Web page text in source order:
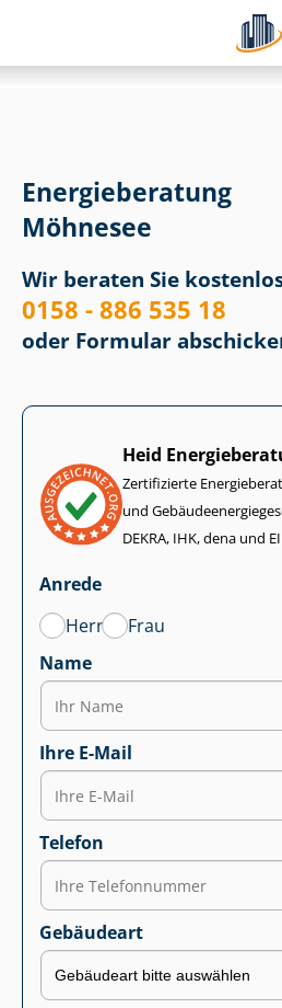
Energieberatung
Möhnesee
Wir beraten Sie
0158 - 886 535 18
oder Formular
Heid
Zertifizierte
und
DEKRA, IHK, dena und
Anrede
Herr
Frau
Name
Ihre E-Mail
Telefon
Gebäudeart